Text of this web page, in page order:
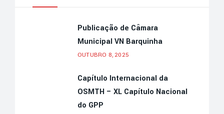
Publicação de Câmara
Municipal VN Barquinha
OUTUBRO 8, 2025
Capítulo Internacional da
OSMTH – XL Capítulo Nacional
do GPP